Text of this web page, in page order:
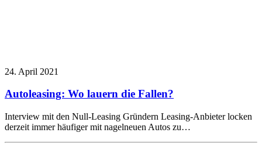
24. April 2021
Autoleasing: Wo lauern die Fallen?
Interview mit den Null-Leasing Gründern Leasing-Anbieter locken
derzeit immer häufiger mit nagelneuen Autos zu…